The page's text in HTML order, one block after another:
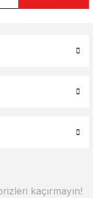
kaçırmayın!